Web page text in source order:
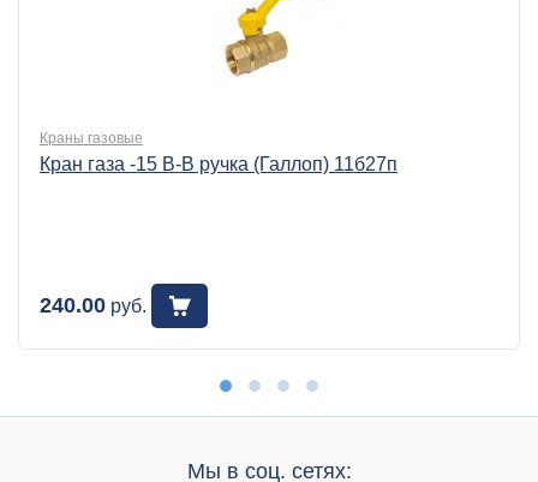
Краны газовые
Кран газа -15 В-В ручка (Галлоп) 11б27п
240.00 руб.
Мы в соц. сетях: